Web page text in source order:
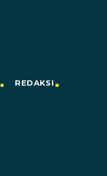
REDAKSI